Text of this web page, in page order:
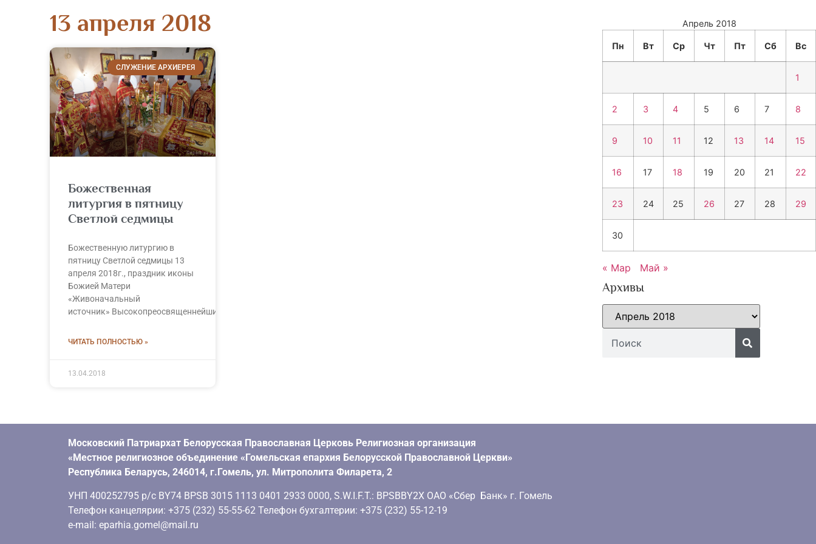
13 апреля 2018
СЛУЖЕНИЕ АРХИЕРЕЯ
Божественная
литургия в пятницу
Светлой седмицы
Божественную литургию в
пятницу Светлой седмицы 13
апреля 2018г., праздник иконы
Божией Матери
«Живоначальный
источник» Высокопреосвященнейший
ЧИТАТЬ ПОЛНОСТЬЮ »
13.04.2018
Апрель 2018
Пн Вт Ср Чт Пт Сб Вс
1
2 3 4 5 6 7 8
9 10 11 12 13 14 15
16 17 18 19 20 21 22
23 24 25 26 27 28 29
30
« Мар Май »
Архивы
Московский Патриархат Белорусская Православная Церковь Религиозная организация
«Местное религиозное объединение «Гомельская епархия Белорусской Православной Церкви»
Республика Беларусь, 246014, г.Гомель, ул. Митрополита Филарета, 2
УНП 400252795 р/с BY74 BPSB 3015 1113 0401 2933 0000, S.W.I.F.T.: BPSBBY2X ОАО «Сбер Банк» г. Гомель
Телефон канцелярии: +375 (232) 55-55-62 Телефон бухгалтерии: +375 (232) 55-12-19
e-mail: eparhia.gomel@mail.ru